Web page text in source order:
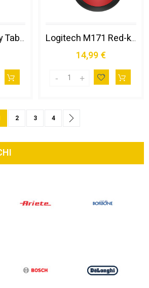
Samsung Galaxy Tab S10 Ultra/ S9 Ultra Book Cover Keyboard Slim Logitech M171 Red-k Mouse Ufficio Ambidestro Rf Wireless Ottico 1000 Dpi
14,99 €
currently reading page
Pagina
2 Pagina
3 Pagina
4